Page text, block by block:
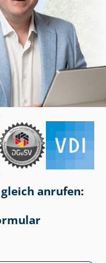
anrufen: